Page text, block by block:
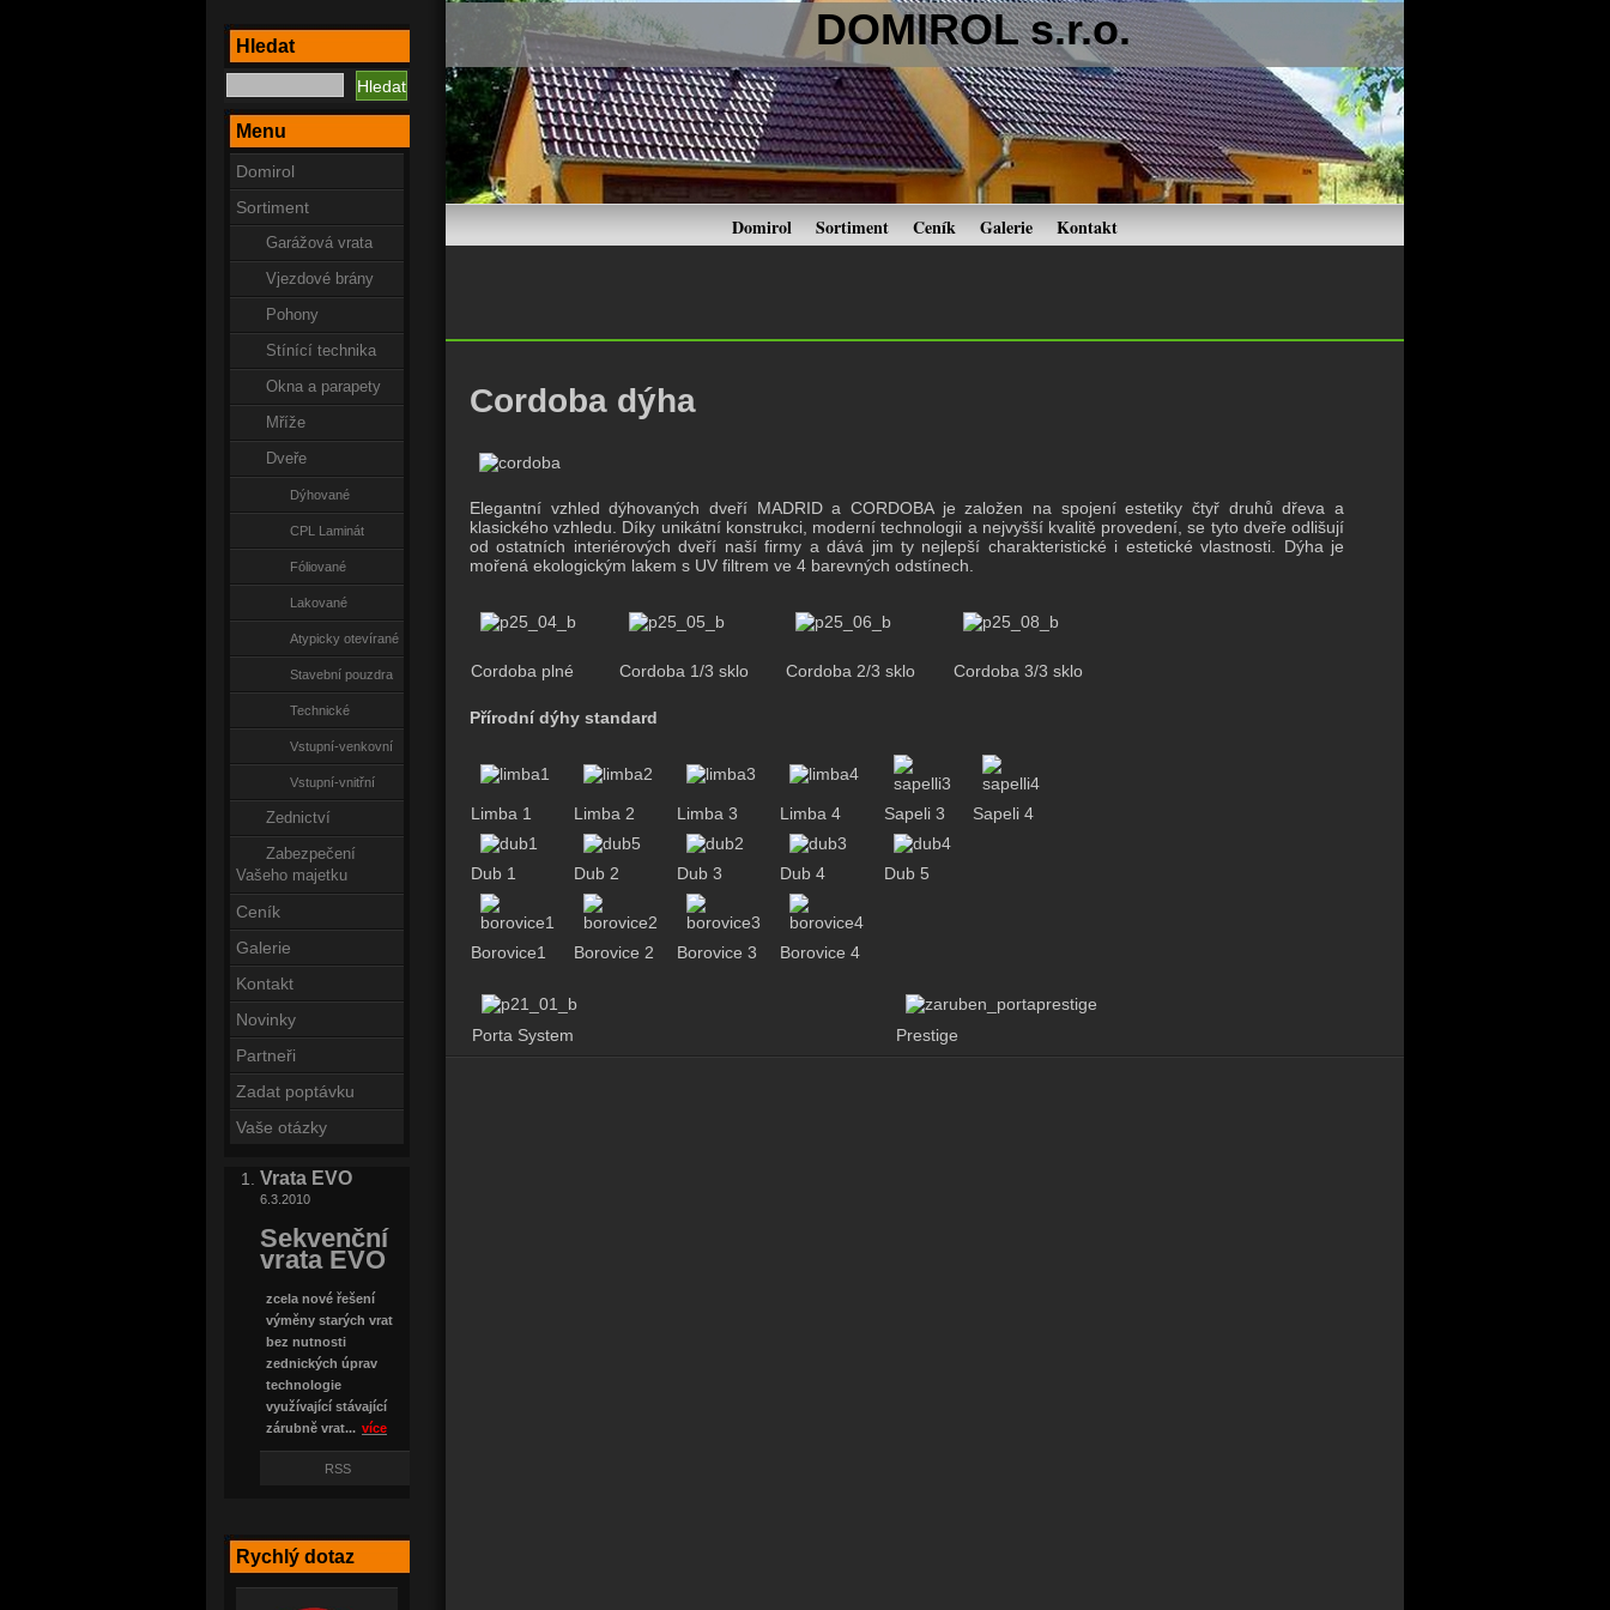
DOMIROL s.r.o.
Domirol Sortiment Ceník Galerie Kontakt
Hledat
Menu
Domirol
Sortiment
Garážová vrata
Vjezdové brány
Pohony
Stínící technika
Okna a parapety
Mříže
Dveře
Dýhované
CPL Laminát
Fóliované
Lakované
Atypicky otevírané
Stavební pouzdra
Technické
Vstupní-venkovní
Vstupní-vnitřní
Zednictví
Zabezpečení
Vašeho majetku
Ceník
Galerie
Kontakt
Novinky
Partneři
Zadat poptávku
Vaše otázky
Vrata EVO
6.3.2010
Sekvenční
vrata EVO
zcela nové řešení
výměny starých vrat
bez nutnosti
zednických úprav
technologie
využívající stávající
zárubně vrat... více
RSS
Rychlý dotaz
Cordoba dýha
Elegantní vzhled dýhovaných dveří MADRID a CORDOBA je založen na spojení estetiky čtyř druhů dřeva a
klasického vzhledu. Díky unikátní konstrukci, moderní technologii a nejvyšší kvalitě provedení, se tyto dveře odlišují
od ostatních interiérových dveří naší firmy a dává jim ty nejlepší charakteristické i estetické vlastnosti. Dýha je
mořená ekologickým lakem s UV filtrem ve 4 barevných odstínech.
Cordoba plné Cordoba 1/3 sklo Cordoba 2/3 sklo Cordoba 3/3 sklo
Přírodní dýhy standard
Limba 1 Limba 2 Limba 3 Limba 4 Sapeli 3 Sapeli 4
Dub 1 Dub 2 Dub 3 Dub 4 Dub 5
Borovice1 Borovice 2 Borovice 3 Borovice 4
Porta System Prestige